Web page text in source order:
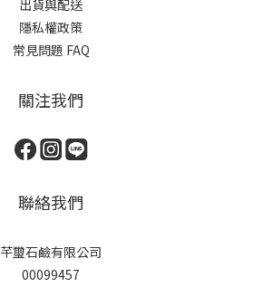
出貨與配送
隱私權政策
常見問題 FAQ
關注我們
聯絡我們
芊璽石鹼有限公司
00099457